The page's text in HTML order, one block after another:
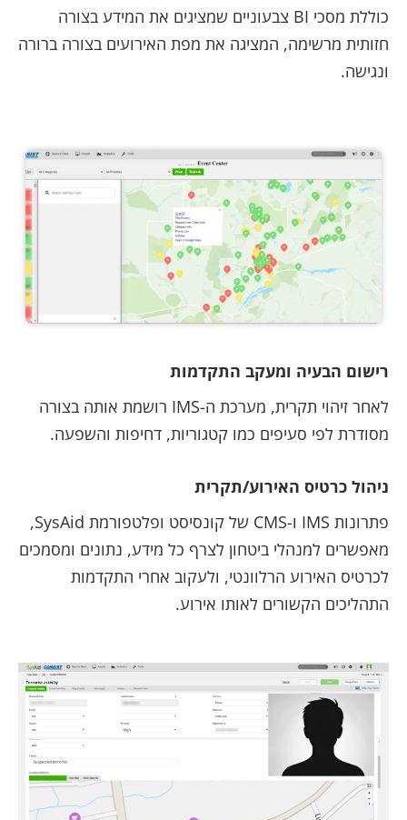
כוללת מסכי BI צבעוניים שמציגים את המידע בצורה
חזותית מרשימה, המציגה את מפת האירועים בצורה ברורה
ונגישה.
רישום הבעיה ומעקב התקדמות
לאחר זיהוי תקרית, מערכת ה-IMS רושמת אותה בצורה
מסודרת לפי סעיפים כמו קטגוריות, דחיפות והשפעה.
ניהול כרטיס האירוע/תקרית
פתרונות IMS ו-CMS של קונסיסט ופלטפורמת SysAid,
מאפשרים למנהלי ביטחון לצרף כל מידע, נתונים ומסמכים
לכרטיס האירוע הרלוונטי, ולעקוב אחרי התקדמות
התהליכים הקשורים לאותו אירוע.